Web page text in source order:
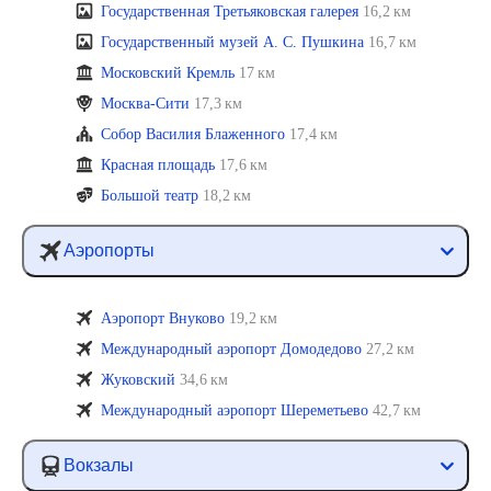
Государственная Третьяковская галерея 16,2 км
Государственный музей А. С. Пушкина 16,7 км
Московский Кремль 17 км
Москва-Сити 17,3 км
Собор Василия Блаженного 17,4 км
Красная площадь 17,6 км
Большой театр 18,2 км
Аэропорты
Аэропорт Внуково 19,2 км
Международный аэропорт Домодедово 27,2 км
Жуковский 34,6 км
Международный аэропорт Шереметьево 42,7 км
Вокзалы